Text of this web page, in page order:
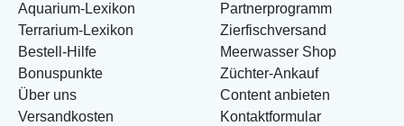
Aquarium-Lexikon
Terrarium-Lexikon
Bestell-Hilfe
Bonuspunkte
Über uns
Versandkosten
Partnerprogramm
Zierfischversand
Meerwasser Shop
Züchter-Ankauf
Content anbieten
Kontaktformular